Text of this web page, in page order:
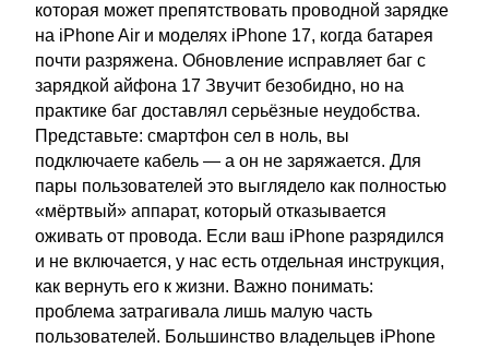
которая может препятствовать проводной зарядке
на iPhone Air и моделях iPhone 17, когда батарея
почти разряжена. Обновление исправляет баг с
зарядкой айфона 17 Звучит безобидно, но на
практике баг доставлял серьёзные неудобства.
Представьте: смартфон сел в ноль, вы
подключаете кабель — а он не заряжается. Для
пары пользователей это выглядело как полностью
«мёртвый» аппарат, который отказывается
оживать от провода. Если ваш iPhone разрядился
и не включается, у нас есть отдельная инструкция,
как вернуть его к жизни. Важно понимать:
проблема затрагивала лишь малую часть
пользователей. Большинство владельцев iPhone